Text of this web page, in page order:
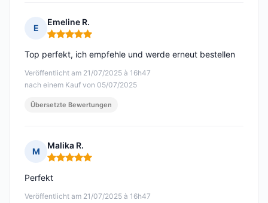
E
Emeline R.
Hinweis: 5 von 5
Veröffentlicht am 21/07/2025 à 16h47
nach einem Kauf von 05/07/2025
Top perfekt, ich empfehle und werde erneut bestellen
Übersetzte Bewertungen
M
Malika R.
Hinweis: 5 von 5
Veröffentlicht am 21/07/2025 à 16h47
Perfekt